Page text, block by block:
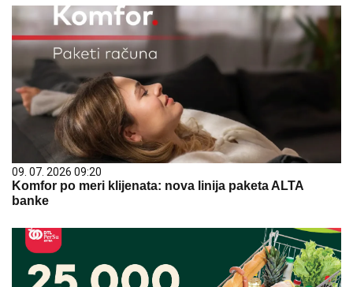
09. 07. 2026 09:20
Komfor po meri klijenata: nova linija paketa ALTA
banke